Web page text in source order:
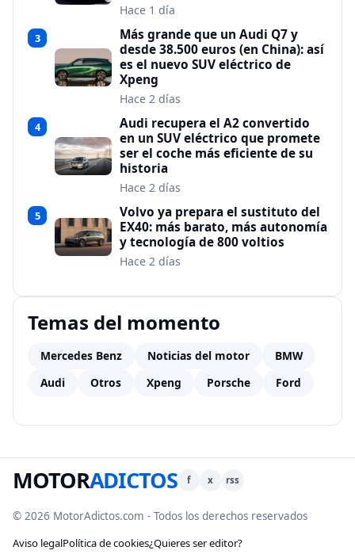
Hace 1 día
3
Más grande que un Audi Q7 y
desde 38.500 euros (en China): así
es el nuevo SUV eléctrico de
Xpeng
Hace 2 días
4
Audi recupera el A2 convertido
en un SUV eléctrico que promete
ser el coche más eficiente de su
historia
Hace 2 días
5
Volvo ya prepara el sustituto del
EX40: más barato, más autonomía
y tecnología de 800 voltios
Hace 2 días
Temas del momento
Mercedes Benz Noticias del motor
BMW
Audi
Otros Xpeng Porsche Ford
MOTORADICTOS f x rss
© 2026 MotorAdictos.com - Todos los derechos reservados
Aviso legalPolítica de cookies¿Quieres ser editor?